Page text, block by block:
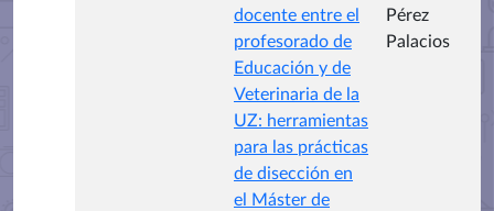
docente entre el
profesorado de
Educación y de
Veterinaria de la
UZ: herramientas
para las prácticas
de disección en
el Máster de
Pérez
Palacios